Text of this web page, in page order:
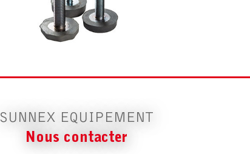
SUNNEX EQUIPEMENT
Nous contacter